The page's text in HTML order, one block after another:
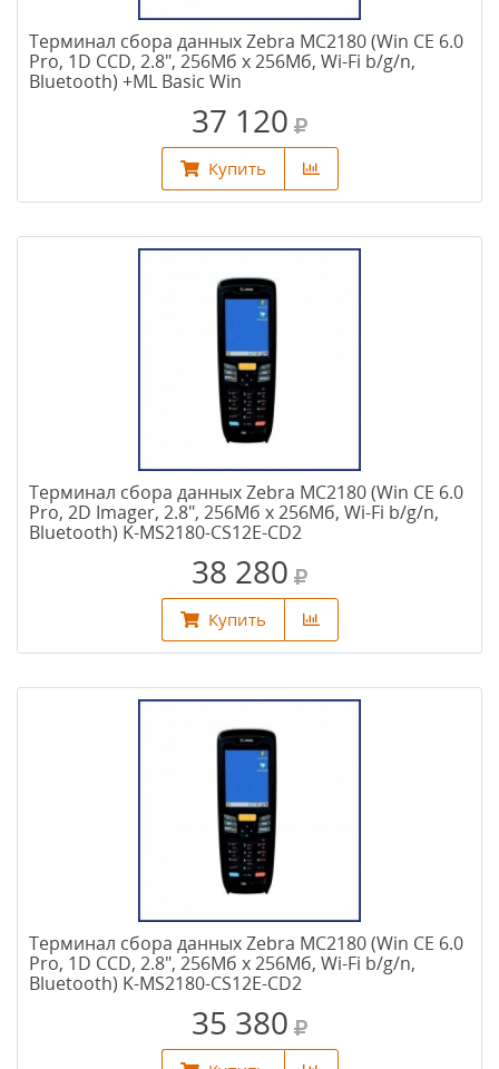
Терминал сбора данных Zebra MC2180 (Win CE 6.0
Pro, 1D CCD, 2.8", 256Мб х 256Мб, Wi-Fi b/g/n,
Bluetooth) +ML Basic Win
37 120
Купить
Терминал сбора данных Zebra MC2180 (Win CE 6.0
Pro, 2D Imager, 2.8", 256Мб х 256Мб, Wi-Fi b/g/n,
Bluetooth) K-MS2180-CS12E-CD2
38 280
Купить
Терминал сбора данных Zebra MC2180 (Win CE 6.0
Pro, 1D CCD, 2.8", 256Мб х 256Мб, Wi-Fi b/g/n,
Bluetooth) K-MS2180-CS12E-CD2
35 380